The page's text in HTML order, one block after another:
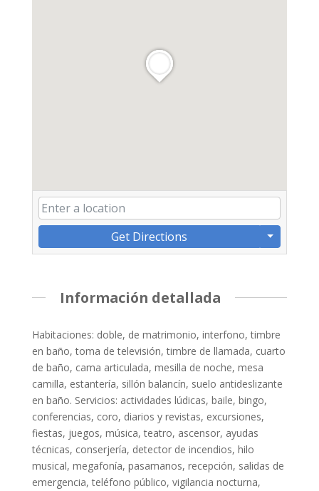
Get Directions
Información detallada
Habitaciones: doble, de matrimonio, interfono, timbre
en baño, toma de televisión, timbre de llamada, cuarto
de baño, cama articulada, mesilla de noche, mesa
camilla, estantería, sillón balancín, suelo antideslizante
en baño. Servicios: actividades lúdicas, baile, bingo,
conferencias, coro, diarios y revistas, excursiones,
fiestas, juegos, música, teatro, ascensor, ayudas
técnicas, conserjería, detector de incendios, hilo
musical, megafonía, pasamanos, recepción, salidas de
emergencia, teléfono público, vigilancia nocturna,